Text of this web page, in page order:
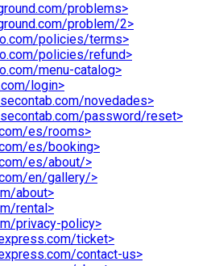
problems>
problem/2>
policies/terms>
policies/refund>
menu-catalog>
login>
novedades>
password/reset>
es/rooms>
es/booking>
es/about/>
en/gallery/>
about>
rental>
privacy-policy>
ticket>
contact-us>